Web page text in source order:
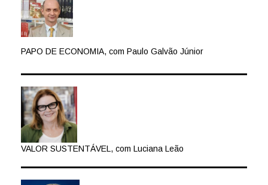
PAPO DE ECONOMIA, com Paulo Galvão Júnior
VALOR SUSTENTÁVEL, com Luciana Leão